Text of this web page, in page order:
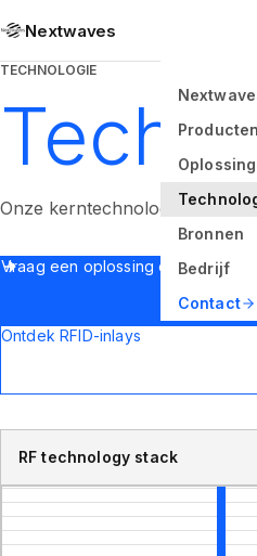
Nextwaves
Producten
Bronnen
Bedrijf
Contact
TECHNOLOGIE
Onze kerntechnologieën en
Vraag een oplossing op maat aan
Ontdek RFID-inlays
RF technology stack